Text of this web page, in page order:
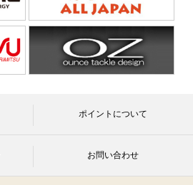
ポイントについて
お問い合わせ